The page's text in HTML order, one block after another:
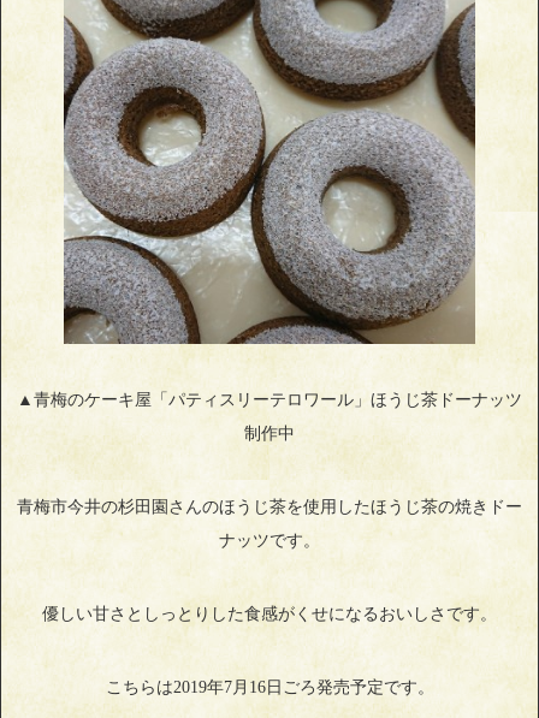
▲青梅のケーキ屋「パティスリーテロワール」ほうじ茶ドーナッツ
制作中
青梅市今井の杉田園さんのほうじ茶を使用したほうじ茶の焼きドー
ナッツです。
優しい甘さとしっとりした食感がくせになるおいしさです。
こちらは2019年7月16日ごろ発売予定です。